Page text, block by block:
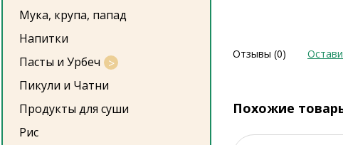
Мука, крупа, папад
Напитки
Пасты и Урбеч
Пикули и Чатни
Продукты для суши
Рис
Отзывы (0)
Похожие